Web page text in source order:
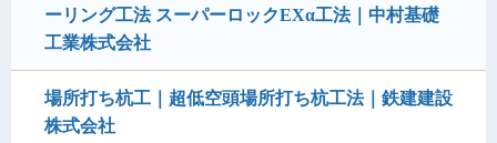
ーリング工法 スーパーロックEXα工法｜中村基礎
工業株式会社
場所打ち杭工｜超低空頭場所打ち杭工法｜鉄建建設
株式会社